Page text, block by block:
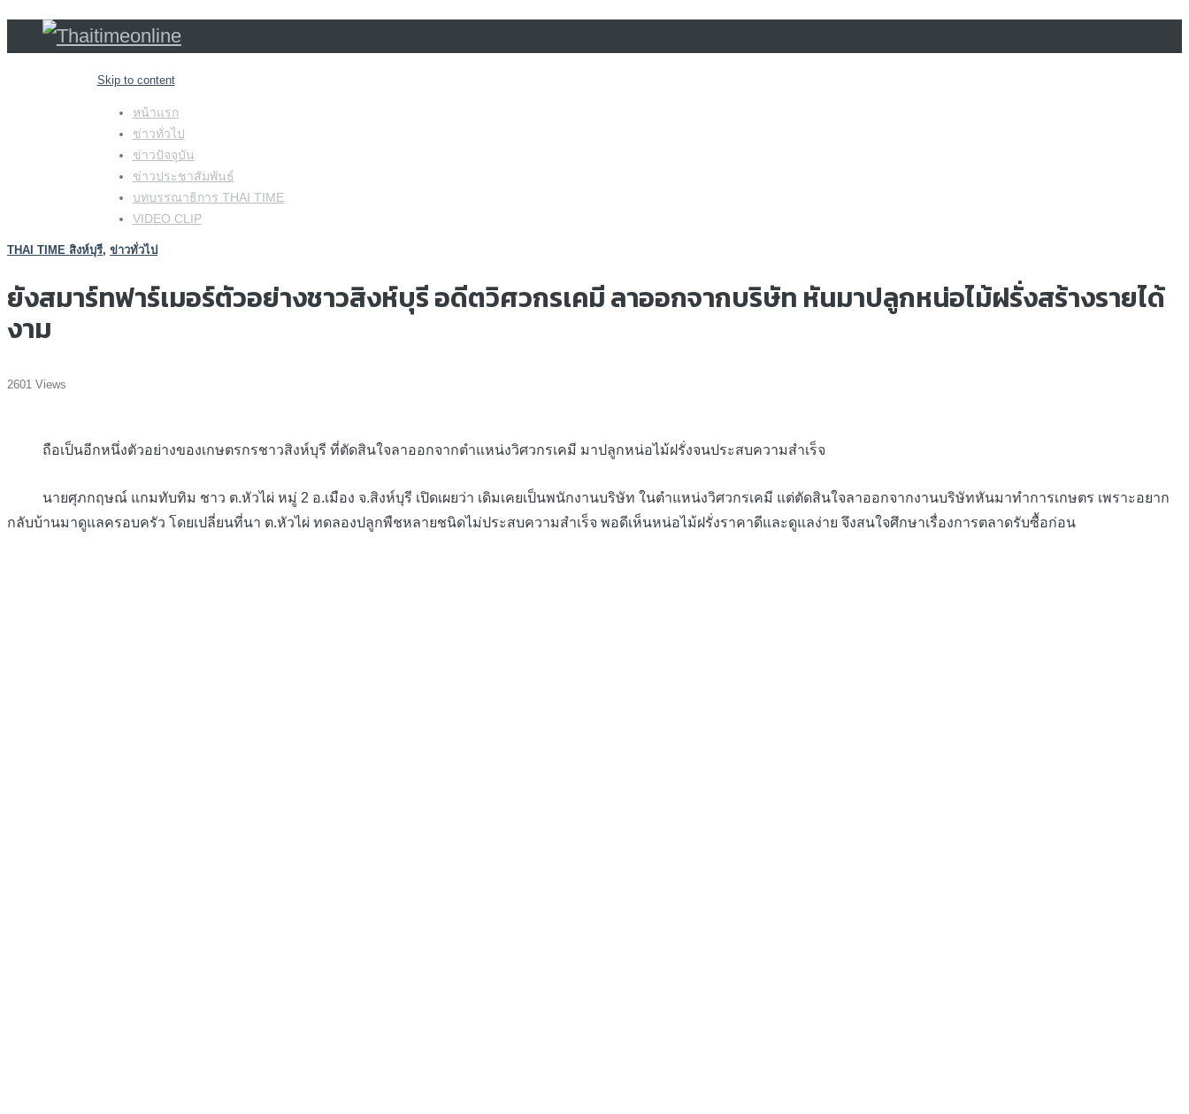
Skip to content
หน้าแรก
ข่าวทั่วไป
ข่าวปัจจุบัน
ข่าวประชาสัมพันธ์
บทบรรณาธิการ THAI TIME
VIDEO CLIP
THAI TIME สิงห์บุรี, ข่าวทั่วไป
ยังสมาร์ทฟาร์เมอร์ตัวอย่างชาวสิงห์บุรี อดีตวิศวกรเคมี ลาออกจากบริษัท หันมาปลูกหน่อไม้ฝรั่งสร้างรายได้
งาม
2601 Views
ถือเป็นอีกหนึ่งตัวอย่างของเกษตรกรชาวสิงห์บุรี ที่ตัดสินใจลาออกจากตำแหน่งวิศวกรเคมี มาปลูกหน่อไม้ฝรั่งจนประสบความสำเร็จ
นายศุภกฤษณ์ แกมทับทิม ชาว ต.หัวไผ่ หมู่ 2 อ.เมือง จ.สิงห์บุรี เปิดเผยว่า เดิมเคยเป็นพนักงานบริษัท ในตำแหน่งวิศวกรเคมี แต่ตัดสินใจลาออกจากงานบริษัทหันมาทำการเกษตร เพราะอยาก
กลับบ้านมาดูแลครอบครัว โดยเปลี่ยนที่นา ต.หัวไผ่ ทดลองปลูกพืชหลายชนิดไม่ประสบความสำเร็จ พอดีเห็นหน่อไม้ฝรั่งราคาดีและดูแลง่าย จึงสนใจศึกษาเรื่องการตลาดรับซื้อก่อน